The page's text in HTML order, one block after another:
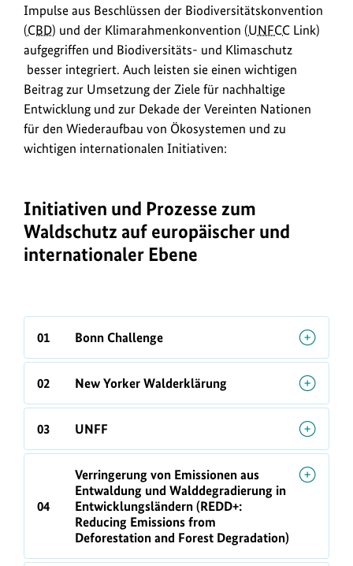
Impulse aus Beschlüssen der Biodiversitätskonvention
(CBD) und der Klimarahmenkonvention (UNFCC Link)
aufgegriffen und Biodiversitäts- und Klimaschutz
besser integriert. Auch leisten sie einen wichtigen
Beitrag zur Umsetzung der Ziele für nachhaltige
Entwicklung und zur Dekade der Vereinten Nationen
für den Wiederaufbau von Ökosystemen und zu
wichtigen internationalen Initiativen:
Initiativen und Prozesse zum
Waldschutz auf europäischer und
internationaler Ebene
01 Bonn Challenge
02 New Yorker Walderklärung
03 UNFF
04
Verringerung von Emissionen aus
Entwaldung und Walddegradierung in
Entwicklungsländern (REDD+:
Reducing Emissions from
Deforestation and Forest Degradation)